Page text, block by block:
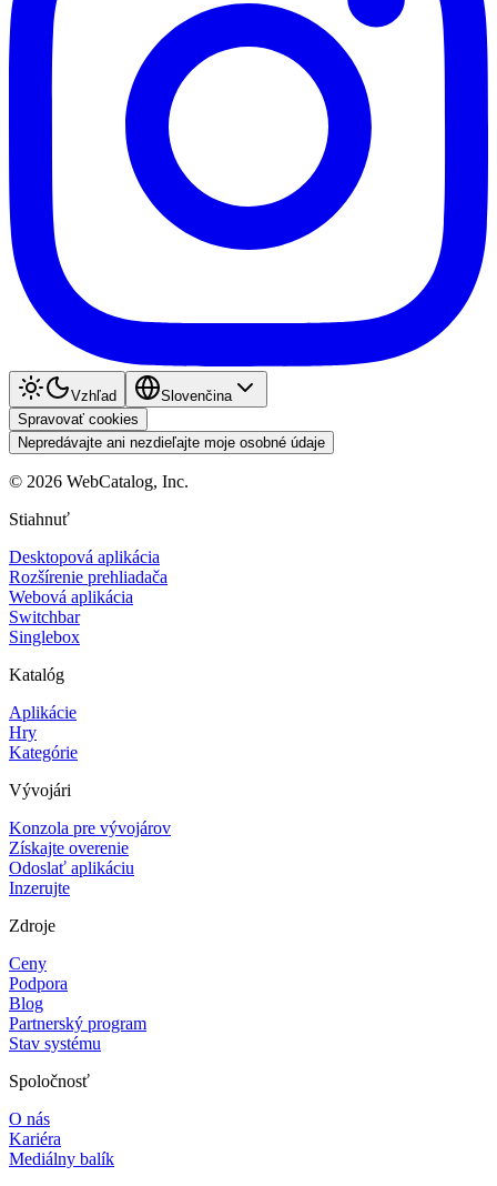
Vzhľad
Slovenčina
Spravovať cookies
Nepredávajte ani nezdieľajte moje osobné údaje
© 2026 WebCatalog, Inc.
Stiahnuť
Desktopová aplikácia
Rozšírenie prehliadača
Webová aplikácia
Switchbar
Singlebox
Katalóg
Aplikácie
Hry
Kategórie
Vývojári
Konzola pre vývojárov
Získajte overenie
Odoslať aplikáciu
Inzerujte
Zdroje
Ceny
Podpora
Blog
Partnerský program
Stav systému
Spoločnosť
O nás
Kariéra
Mediálny balík